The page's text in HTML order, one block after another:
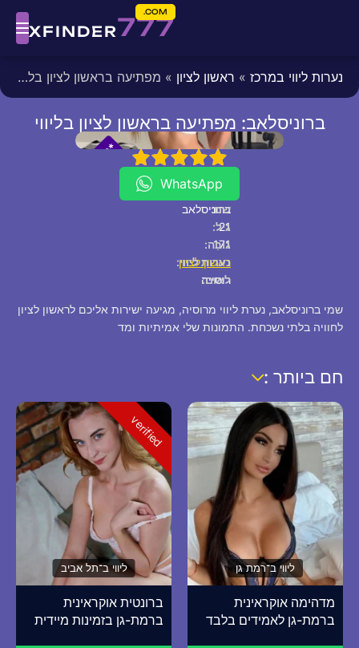
777
XFINDER
COM.
נערות ליווי במרכז » ראשון לציון » מפתיעה בראשון לציון בליווי
ברוניסלאב: מפתיעה בראשון לציון בליווי
fixed
*
P
*
[/fixed]
5
WhatsApp
שם:
ברוניסלאב
גיל:
21
גוֹבַה:
171
נערות ליווי:
ראשון לציון
לאום:
רוסייה
שמי ברוניסלאב, נערת ליווי מרוסיה, מגיעה ישירות אליכם לראשון לציון
לחוויה בלתי נשכחת. התמונות שלי אמיתיות ומד
חם ביותר :
ליווי ב־רמת גן
מדהימה אוקראינית
ברמת-גן לאמידים בלבד
verified
ליווי ב־תל אביב
ברונטית אוקראינית
ברמת-גן בזמינות מיידית